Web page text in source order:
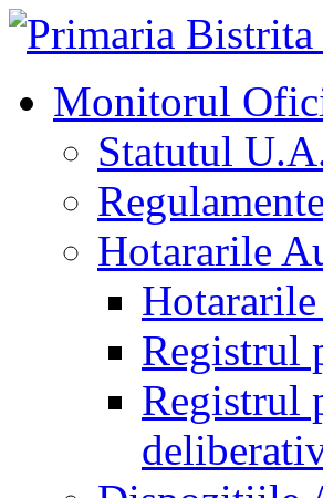
Monitorul
Statutul
Hotararile
Registrul
Registrul